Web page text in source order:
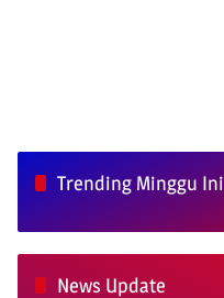
Trending Minggu Ini
News Update